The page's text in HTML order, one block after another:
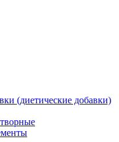
(диетические добавки)